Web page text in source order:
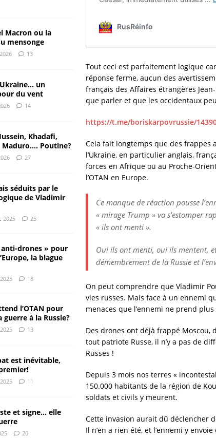
Tout ceci est parfaitement logique
réponse ferme, aucun des
français des Affaires étrangères
que parler et que les occidentaux
https://t.me/boriskarpovrussie/
Cela fait longtemps que des frappes
l’Ukraine, en particulier anglais,
forces en Afrique ou au Proche-
l’OTAN en Europe.
Ce manque de réaction pousse
« mirage Trump » va s’estomper
« ils ont menti ».
Oui ils ont menti, oui ils mentent,
démembrement de la Russie et
On peut comprendre que Vladimir
vies russes. Mais face à un ennemi
menaces que l’ennemi ne prend plus
Des drones ont déjà frappé Moscou,
tout patriote Russe, il n’y a pas de
Russes !
Depuis 3 mois nos terres «
150.000 habitants de la région de
soldats et civils y meurent.
Cette invasion aurait dû déclencher
Il n’en a rien été, et l’ennemi y
Macron ou la
mensonge
13
un
du vent
14
Khadafi,
Maduro…. Poutine?
27
séduits par le
de Vladimir
2025 25
drones » pour
la blague
18
l’OTAN pour
guerre à la Russie?
13
est inévitable,
11
et signe… elle
20